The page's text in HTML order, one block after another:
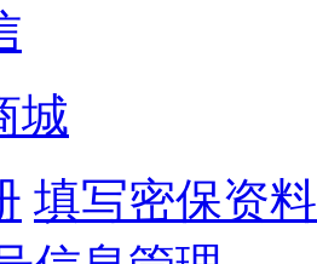
城
填写密保资料